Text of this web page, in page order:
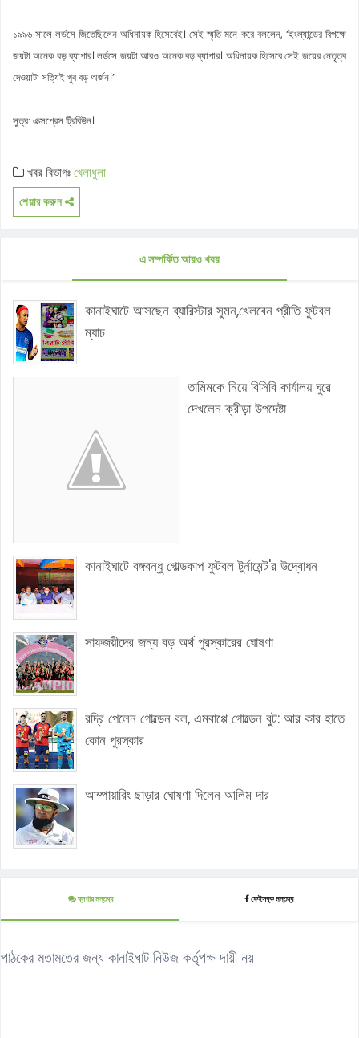
১৯৯৬ সালে লর্ডসে জিতেছিলেন অধিনায়ক হিসেবেই। সেই স্মৃতি মনে করে বললেন, ‘ইংল্যান্ডের বিপক্ষে
জয়টা অনেক বড় ব্যাপার। লর্ডসে জয়টা আরও অনেক বড় ব্যাপার। অধিনায়ক হিসেবে সেই জয়ের নেতৃত্ব
দেওয়াটা সত্যিই খুব বড় অর্জন।’
সুত্র: এক্সপ্রেস ট্রিবিউন।
খবর বিভাগঃখেলাধুলা
শেয়ার করুন
এ সম্পর্কিত আরও খবর
কানাইঘাটে আসছেন ব্যারিস্টার সুমন,খেলবেন প্রীতি ফুটবল
ম্যাচ
তামিমকে নিয়ে বিসিবি কার্যালয় ঘুরে
দেখলেন ক্রীড়া উপদেষ্টা
কানাইঘাটে বঙ্গবন্ধু গোল্ডকাপ ফুটবল টুর্নামেন্ট'র উদ্বোধন
সাফজয়ীদের জন্য বড় অর্থ পুরস্কারের ঘোষণা
রদ্রি পেলেন গোল্ডেন বল, এমবাপ্পে গোল্ডেন বুট: আর কার হাতে
কোন পুরস্কার
আম্পায়ারিং ছাড়ার ঘোষণা দিলেন আলিম দার
ব্লগার মন্তব্য ফেইসবুক মন্তব্য
পাঠকের মতামতের জন্য কানাইঘাট নিউজ কর্তৃপক্ষ দায়ী নয়